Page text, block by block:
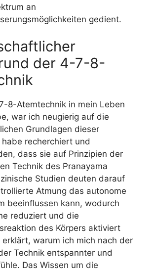
an
gedient.
der 4-7-8-
8-Atemtechnik in mein Leben
war ich neugierig auf die
Grundlagen dieser
recherchiert und
dass sie auf Prinzipien der
Technik des Pranayama
Studien deuten darauf
Atmung das autonome
beeinflussen kann, wodurch
reduziert und die
des Körpers aktiviert
warum ich mich nach der
Technik entspannter und
Das Wissen um die